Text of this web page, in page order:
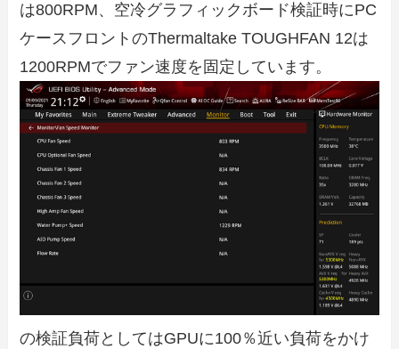
は800RPM、空冷グラフィックボード検証時にPC
ケースフロントのThermaltake TOUGHFAN 12は
1200RPMでファン速度を固定しています。
の検証負荷としてはGPUに100％近い負荷をかけ